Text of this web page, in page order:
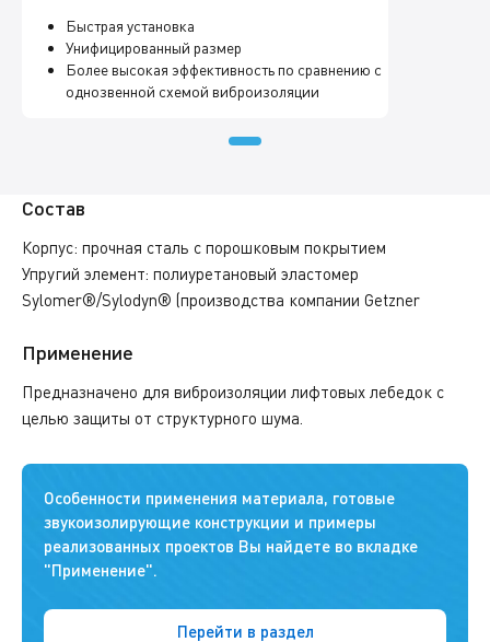
Быстрая установка
Унифицированный размер
Более высокая эффективность по сравнению с
однозвенной схемой виброизоляции
Состав
Корпус: прочная сталь с порошковым покрытием
Упругий элемент: полиуретановый эластомер
Sylomer®/Sylodyn® (производства компании Getzner
Применение
Предназначено для виброизоляции лифтовых лебедок с
целью защиты от структурного шума.
Особенности применения материала, готовые
звукоизолирующие конструкции и примеры
реализованных проектов Вы найдете во вкладке
"Применение".
Перейти в раздел